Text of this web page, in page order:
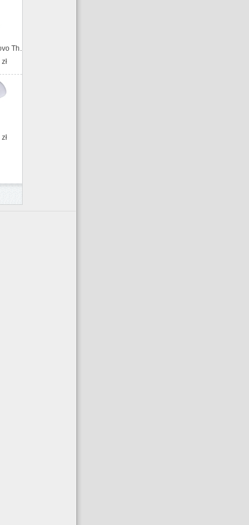
Modem WWAN Lenovo ThinkPad Quectel EM061K-GL LTE-A CAT6 M.2 4XC1Q24438
zł
zł